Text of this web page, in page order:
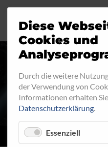
RINGFITTING
VARIO
Diese
Cookies und
Durch die weitere
der Verwendung von
Informationen erhalten
Datenschutzerklärung.
Essenziell
Motorrad
Industrie
Automobil
Fahrrad
Ringfitting
Aussengewinde
Innengewinde
Hohlschrauben
Verteiler
Jobs